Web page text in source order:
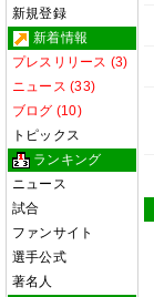
新規登録
新着情報
プレスリリース (3)
ニュース (33)
ブログ (10)
トピックス
ランキング
ニュース
試合
ファンサイト
選手公式
著名人